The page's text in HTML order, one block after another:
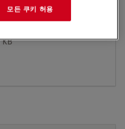
LAB
KB
모든 쿠키 허용